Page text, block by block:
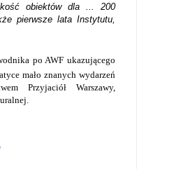
obiektów dla ... 200
pierwsze lata Instytutu,
po AWF ukazującego
mało znanychwydarzeń
Przyjaciół Warszawy,